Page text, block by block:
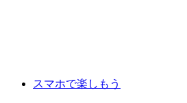
スマホで楽しもう